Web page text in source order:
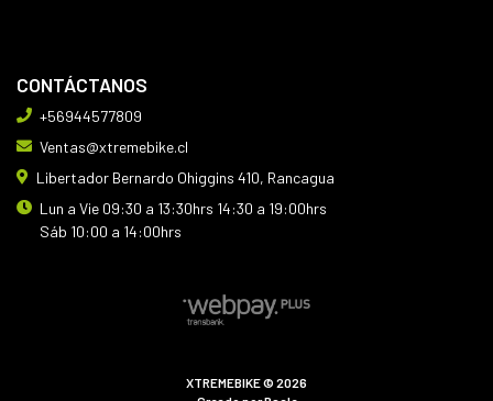
CONTÁCTANOS
+56944577809
Ventas@xtremebike.cl
Libertador Bernardo Ohiggins 410, Rancagua
Lun a Vie 09:30 a 13:30hrs 14:30 a 19:00hrs
Sáb 10:00 a 14:00hrs
XTREMEBIKE © 2026